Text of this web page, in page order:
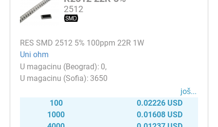
2512
RES SMD 2512 5% 100ppm 22R 1W
Uni ohm
0
3650
јоš...
100
0.02226 USD
1000
0.01608 USD